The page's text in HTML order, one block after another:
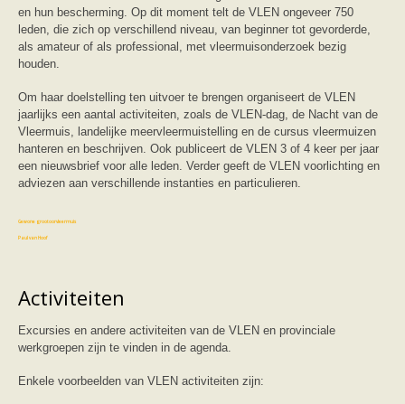
Aankondiging activiteiten
Ik ben op zoek naar een detector
Ecologie en soorten
Hoe vleermuizen leven
Echolocatie
Soorten
Baardvleermuis
Bechsteins vleermuis
Bosvleermuis
Brandt's vleermuis
Kleine en grote hoefijzerneus
Meervleermuis
Mopsvleermuis
Rosse vleermuis
Gewone grootoorvleermuis
Paul van Hoof
en hun bescherming. Op dit moment telt de VLEN ongeveer 750
leden, die zich op verschillend niveau, van beginner tot gevorderde,
als amateur of als professional, met vleermuisonderzoek bezig
houden.
Om haar doelstelling ten uitvoer te brengen organiseert de VLEN
jaarlijks een aantal activiteiten, zoals de VLEN-dag, de Nacht van de
Vleermuis, landelijke meervleermuistelling en de cursus vleermuizen
hanteren en beschrijven. Ook publiceert de VLEN 3 of 4 keer per jaar
een nieuwsbrief voor alle leden. Verder geeft de VLEN voorlichting en
adviezen aan verschillende instanties en particulieren.
Activiteiten
Excursies en andere activiteiten van de VLEN en provinciale
werkgroepen zijn te vinden in de agenda.
Enkele voorbeelden van VLEN activiteiten zijn: